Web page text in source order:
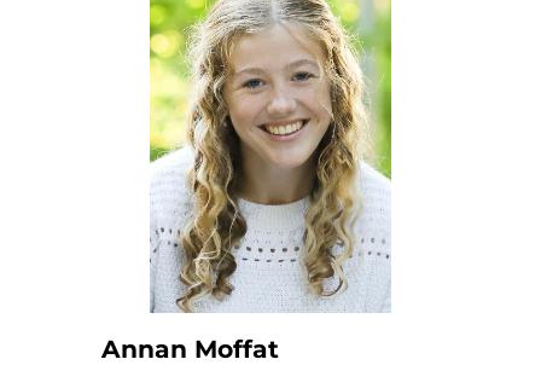
Annan Moffat